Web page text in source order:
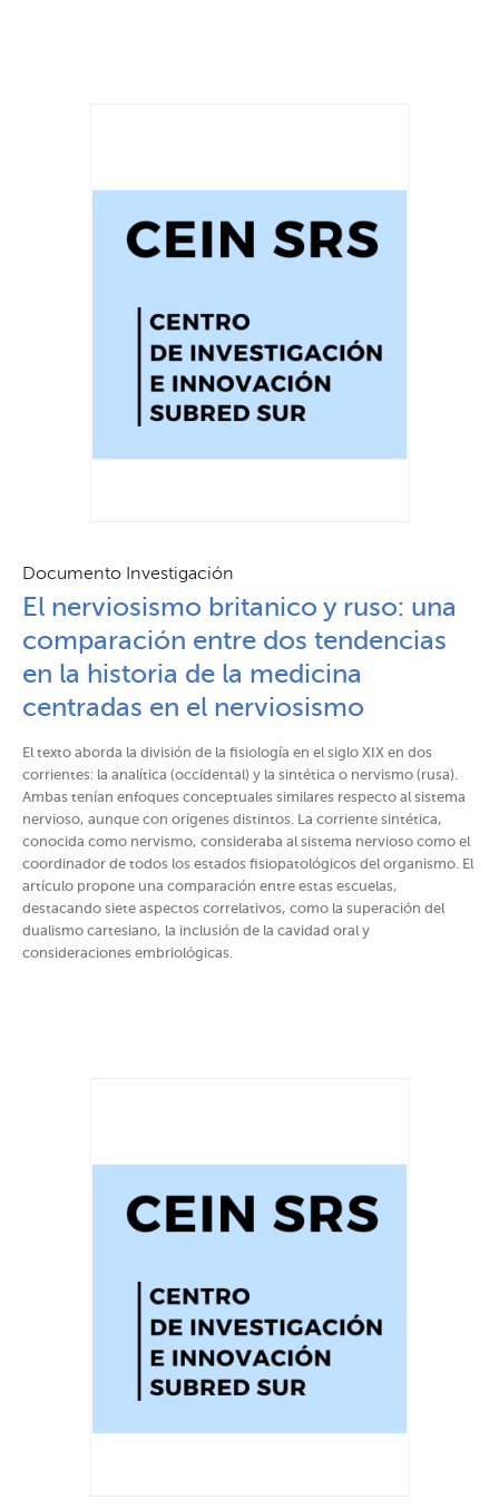
Documento Investigación
El nerviosismo britanico y ruso: una
comparación entre dos tendencias
en la historia de la medicina
centradas en el nerviosismo
El texto aborda la división de la fisiología en el siglo XIX en dos
corrientes: la analítica (occidental) y la sintética o nervismo (rusa).
Ambas tenían enfoques conceptuales similares respecto al sistema
nervioso, aunque con orígenes distintos. La corriente sintética,
conocida como nervismo, consideraba al sistema nervioso como el
coordinador de todos los estados fisiopatológicos del organismo. El
artículo propone una comparación entre estas escuelas,
destacando siete aspectos correlativos, como la superación del
dualismo cartesiano, la inclusión de la cavidad oral y
consideraciones embriológicas.